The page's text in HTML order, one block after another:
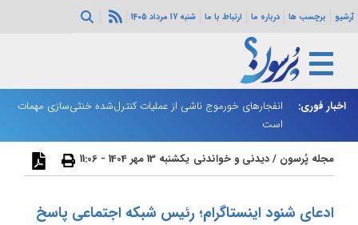
آرشیو برچسب ها درباره ما ارتباط با ما شنبه 17 مرداد 1405
اخبار فوری:
انفجارهای خورموج ناشی از عملیات کنترل‌شده خنثی‌سازی مهمات
است
مجله پُرسون /دیدنی و خواندنی یکشنبه 13 مهر 1404 - 11:06
ادعای شنود اینستاگرام؛ رئیس شبکه اجتماعی پاسخ